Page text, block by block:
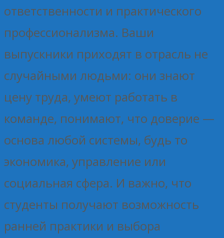
ответственности и практического
профессионализма. Ваши
выпускники приходят в отрасль не
случайными людьми: они знают
цену труда, умеют работать в
команде, понимают, что доверие —
основа любой системы, будь то
экономика, управление или
социальная сфера. И важно, что
студенты получают возможность
ранней практики и выбора